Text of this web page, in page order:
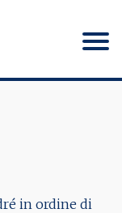
in ordine di